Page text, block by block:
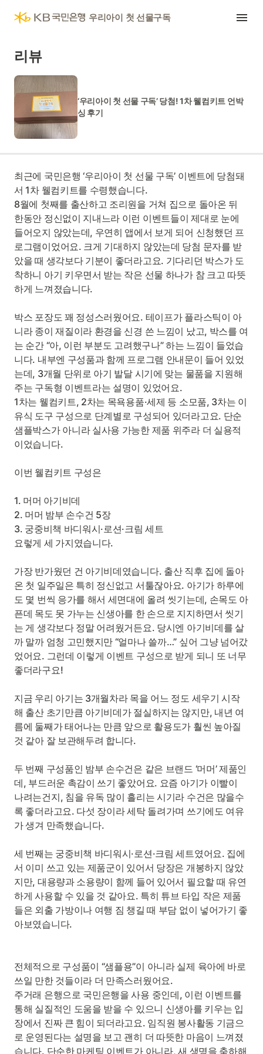
KB국민은행
우리아이 첫 선물구독
리뷰
‘우리아이 첫 선물 구독’ 당첨! 1차 웰컴키트 언박
싱 후기
최근에 국민은행 ‘우리아이 첫 선물 구독’ 이벤트에 당첨돼
서 1차 웰컴키트를 수령했습니다.
8월에 첫째를 출산하고 조리원을 거쳐 집으로 돌아온 뒤
한동안 정신없이 지내느라 이런 이벤트들이 제대로 눈에
들어오지 않았는데, 우연히 앱에서 보게 되어 신청했던 프
로그램이었어요. 크게 기대하지 않았는데 당첨 문자를 받
았을 때 생각보다 기분이 좋더라고요. 기다리던 박스가 도
착하니 아기 키우면서 받는 작은 선물 하나가 참 크고 따뜻
하게 느껴졌습니다.
박스 포장도 꽤 정성스러웠어요. 테이프가 플라스틱이 아
니라 종이 재질이라 환경을 신경 쓴 느낌이 났고, 박스를 여
는 순간 “아, 이런 부분도 고려했구나” 하는 느낌이 들었습
니다. 내부엔 구성품과 함께 프로그램 안내문이 들어 있었
는데, 3개월 단위로 아기 발달 시기에 맞는 물품을 지원해
주는 구독형 이벤트라는 설명이 있었어요.
1차는 웰컴키트, 2차는 목욕용품·세제 등 소모품, 3차는 이
유식 도구 구성으로 단계별로 구성되어 있더라고요. 단순
샘플박스가 아니라 실사용 가능한 제품 위주라 더 실용적
이었습니다.
이번 웰컴키트 구성은
1. 머머 아기비데
2. 머머 밤부 손수건 5장
3. 궁중비책 바디워시·로션·크림 세트
요렇게 세 가지였습니다.
가장 반가웠던 건 아기비데였습니다. 출산 직후 집에 돌아
온 첫 일주일은 특히 정신없고 서툴잖아요. 아기가 하루에
도 몇 번씩 응가를 해서 세면대에 올려 씻기는데, 손목도 아
픈데 목도 못 가누는 신생아를 한 손으로 지지하면서 씻기
는 게 생각보다 정말 어려웠거든요. 당시엔 아기비데를 살
까 말까 엄청 고민했지만 “얼마나 쓸까…” 싶어 그냥 넘어갔
었어요. 그런데 이렇게 이벤트 구성으로 받게 되니 또 너무
좋더라구요!
지금 우리 아기는 3개월차라 목을 어느 정도 세우기 시작
해 출산 초기만큼 아기비데가 절실하지는 않지만, 내년 여
름에 둘째가 태어나는 만큼 앞으로 활용도가 훨씬 높아질
것 같아 잘 보관해두려 합니다.
두 번째 구성품인 밤부 손수건은 같은 브랜드 ‘머머’ 제품인
데, 부드러운 촉감이 쓰기 좋았어요. 요즘 아기가 이빨이
나려는건지, 침을 유독 많이 흘리는 시기라 수건은 많을수
록 좋더라고요. 다섯 장이라 세탁 돌려가며 쓰기에도 여유
가 생겨 만족했습니다.
세 번째는 궁중비책 바디워시·로션·크림 세트였어요. 집에
서 이미 쓰고 있는 제품군이 있어서 당장은 개봉하지 않았
지만, 대용량과 소용량이 함께 들어 있어서 필요할 때 유연
하게 사용할 수 있을 것 같아요. 특히 튜브 타입 작은 제품
들은 외출 가방이나 여행 짐 챙길 때 부담 없이 넣어가기 좋
아보였습니다.
전체적으로 구성품이 “샘플용”이 아니라 실제 육아에 바로
쓰일 만한 것들이라 더 만족스러웠어요.
주거래 은행으로 국민은행을 사용 중인데, 이런 이벤트를
통해 실질적인 도움을 받을 수 있으니 신생아를 키우는 입
장에서 진짜 큰 힘이 되더라고요. 임직원 봉사활동 기금으
로 운영된다는 설명을 보고 괜히 더 따뜻한 마음이 느껴졌
습니다. 단순한 마케팅 이벤트가 아니라, 새 생명을 축하해